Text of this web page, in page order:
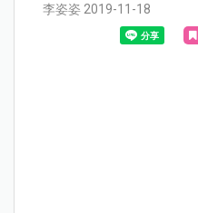
李姿姿 2019-11-18